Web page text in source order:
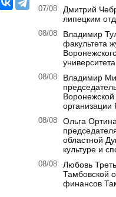
07/08
Дмитрий
липецким
08/08
Владимир
факультета
университета
08/08
Владимир
08/08
Ольга
областной
культуре и
08/08
Любовь
Тамбовской
финансов